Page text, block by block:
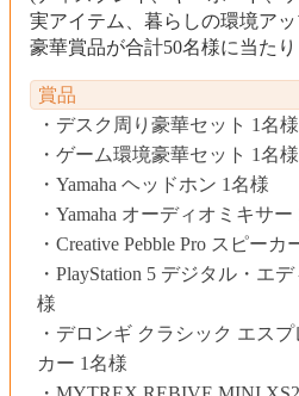
実アイテム、暮らしの環境ア
豪華賞品が合計50名様に当たり
賞品
デスク周り豪華セット 1名様
ゲーム環境豪華セット 1名様
Yamaha ヘッドホン 1名様
Yamaha オーディオミキサー
Creative Pebble Pro スピーカ
PlayStation 5 デジタル・エ
様
デロンギ クラシック エス
カー 1名様